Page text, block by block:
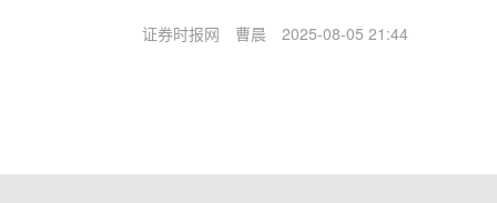
证券时报网 曹晨 2025-08-05 21:44